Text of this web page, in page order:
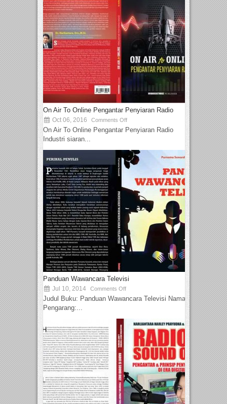
On Air To Online Pengantar Penyiaran Radio
Oct 06, 2016 Comments Off
On Air To Online Pengantar Penyiaran Radio
Industri siaran...
Panduan Wawancara Televisi
Jul 10, 2014 Comments Off
Judul Buku: Panduan Wawancara Televisi Nama
Pengarang:...